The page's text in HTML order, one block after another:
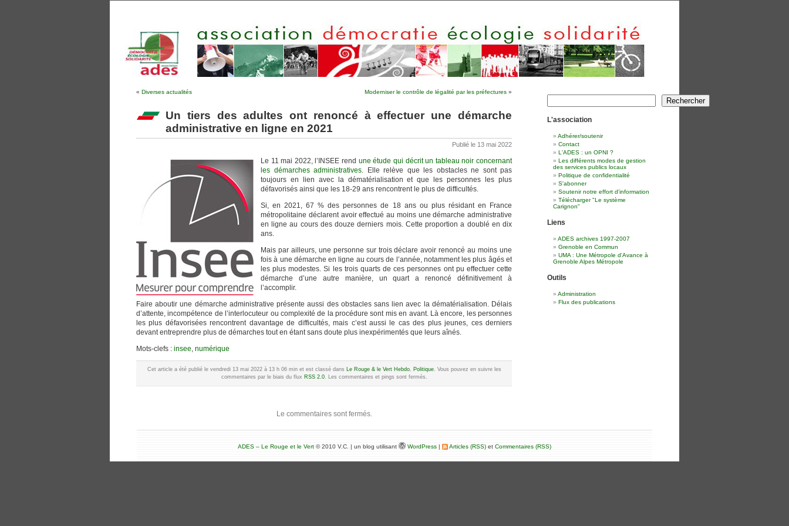
« Diverses actualités Moderniser le contrôle de légalité par les préfectures »
Un tiers des adultes ont renoncé à effectuer une démarche
administrative en ligne en 2021
Publié le 13 mai 2022
Le 11 mai 2022, l’INSEE rend une étude qui décrit un tableau noir concernant
les démarches administratives. Elle relève que les obstacles ne sont pas
toujours en lien avec la dématérialisation et que les personnes les plus
défavorisés ainsi que les 18-29 ans rencontrent le plus de difficultés.
Si, en 2021, 67 % des personnes de 18 ans ou plus résidant en France
métropolitaine déclarent avoir effectué au moins une démarche administrative
en ligne au cours des douze derniers mois. Cette proportion a doublé en dix
ans.
Mais par ailleurs, une personne sur trois déclare avoir renoncé au moins une
fois à une démarche en ligne au cours de l’année, notamment les plus âgés et
les plus modestes. Si les trois quarts de ces personnes ont pu effectuer cette
démarche d’une autre manière, un quart a renoncé définitivement à
l’accomplir.
Faire aboutir une démarche administrative présente aussi des obstacles sans lien avec la dématérialisation. Délais
d’attente, incompétence de l’interlocuteur ou complexité de la procédure sont mis en avant. Là encore, les personnes
les plus défavorisées rencontrent davantage de difficultés, mais c’est aussi le cas des plus jeunes, ces derniers
devant entreprendre plus de démarches tout en étant sans doute plus inexpérimentés que leurs aînés.
Mots-clefs : insee, numérique
Cet article a été publié le vendredi 13 mai 2022 à 13 h 06 min et est classé dans Le Rouge & le Vert Hebdo, Politique. Vous pouvez en suivre les
commentaires par le biais du flux RSS 2.0. Les commentaires et pings sont fermés.
Le commentaires sont fermés.
Rechercher Rechercher
L'association
Adhérer/soutenir
Contact
L'ADES : un OPNI ?
Les différents modes de gestion
des services publics locaux
Politique de confidentialité
S'abonner
Soutenir notre effort d'information
Télécharger "Le système
Carignon"
Liens
ADES archives 1997-2007
Grenoble en Commun
UMA : Une Métropole d'Avance à
Grenoble Alpes Métropole
Outils
Administration
Flux des publications
ADES – Le Rouge et le Vert © 2010 V.C. | un blog utilisant WordPress | Articles (RSS) et Commentaires (RSS)